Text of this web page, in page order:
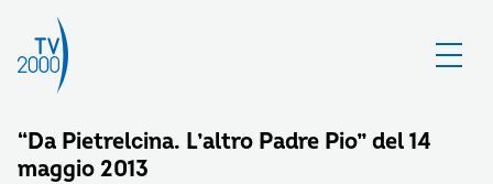
“Da Pietrelcina. L’altro Padre Pio” del 14
maggio 2013